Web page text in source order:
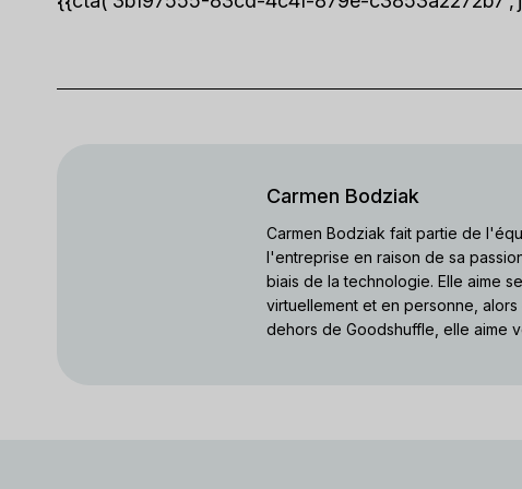
Carmen Bodziak
Carmen Bodziak fait partie de
l'entreprise en raison de sa
biais de la technologie. Elle aime
virtuellement et en personne,
dehors de Goodshuffle, elle aime